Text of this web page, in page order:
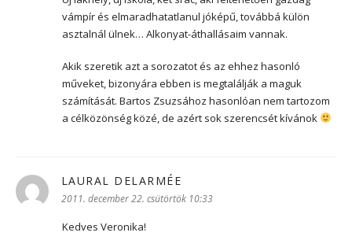
vámpír és elmaradhatatlanul jóképű, továbbá külön
asztalnál ülnek… Alkonyat-áthallásaim vannak.
Akik szeretik azt a sorozatot és az ehhez hasonló
műveket, bizonyára ebben is megtalálják a maguk
számítását. Bartos Zsuzsához hasonlóan nem tartozom
a célközönség közé, de azért sok szerencsét kívánok
LAURAL DELARMÉE
2011. december 22. csütörtök 10:33
Kedves Veronika!